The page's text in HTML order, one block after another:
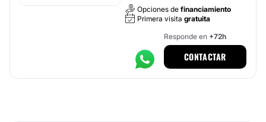
Opciones de financiamiento
Primera visita gratuita
Responde en +72h
CONTACTAR